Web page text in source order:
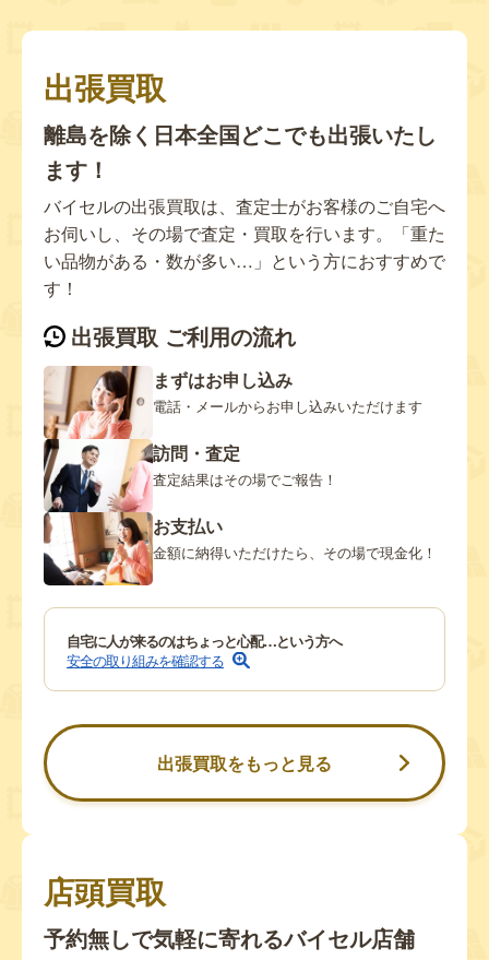
出張買取
離島を除く日本全国どこでも出張いたし
ます！
バイセルの出張買取は、査定士がお客様のご自宅へ
お伺いし、その場で査定・買取を行います。「重た
い品物がある・数が多い…」という方におすすめで
す！
出張買取 ご利用の流れ
まずはお申し込み
電話・メールからお申し込みいただけます
訪問・査定
査定結果はその場でご報告！
お支払い
金額に納得いただけたら、その場で現金化！
自宅に人が来るのはちょっと心配…という方へ
安全の取り組みを確認する
出張買取をもっと見る
店頭買取
予約無しで気軽に寄れるバイセル店舗